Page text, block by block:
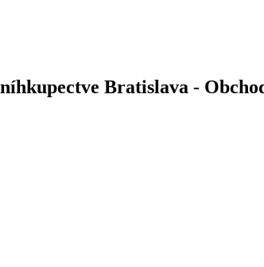
Bratislava -